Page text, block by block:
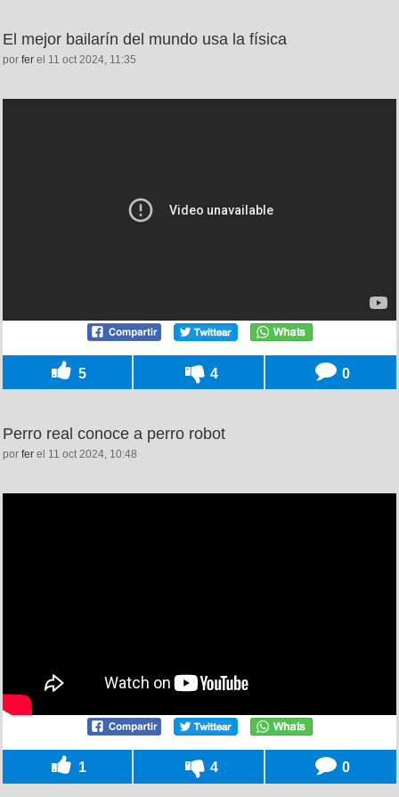
El mejor bailarín del mundo usa la física
por fer el 11 oct 2024, 11:35
5 4 0
Perro real conoce a perro robot
por fer el 11 oct 2024, 10:48
1 4 0